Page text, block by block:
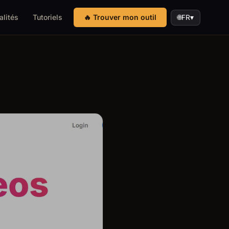
Tutoriels 🔥 Trouver mon outil 🌐FR▾